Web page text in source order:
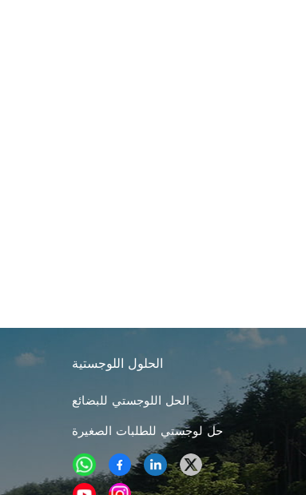
الحلول اللوجستية
الحل اللوجستي للبضائع
حل لوجستي للطلبات الصغيرة